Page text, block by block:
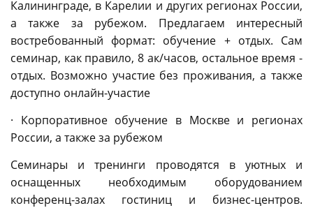
Калининграде, в Карелии и других регионах России,
а также за рубежом. Предлагаем интересный
востребованный формат: обучение + отдых. Сам
семинар, как правило, 8 ак/часов, остальное время -
отдых. Возможно участие без проживания, а также
доступно онлайн-участие
· Корпоративное обучение в Москве и регионах
России, а также за рубежом
Семинары и тренинги проводятся в уютных и
оснащенных необходимым оборудованием
конференц-залах гостиниц и бизнес-центров.